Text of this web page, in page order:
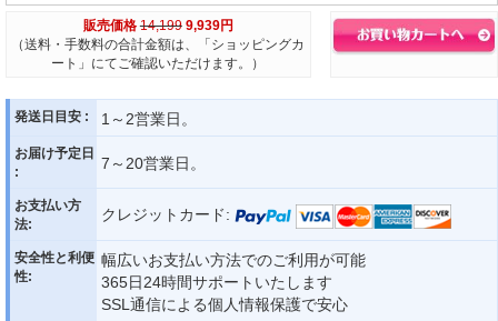
販売価格 14,199 9,939円
（送料・手数料の合計金額は、「ショッピングカ
ート」にてご確認いただけます。）
発送日目安 : 1～2営業日。
お届け予定日
:
7～20営業日。
お支払い方
法:
クレジットカード:
安全性と利便
性:
幅広いお支払い方法でのご利用が可能
365日24時間サポートいたします
SSL通信による個人情報保護で安心